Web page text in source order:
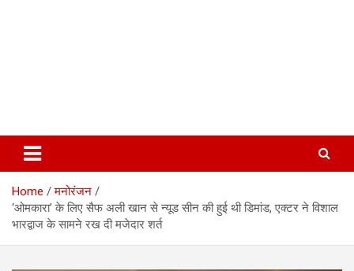
Home
मनोरंजन
‘ओमकारा’ के लिए सैफ अली खान से न्यूड सीन की हुई थी डिमांड, एक्टर ने विशाल
भारद्वाज के सामने रख दी मजेदार शर्त